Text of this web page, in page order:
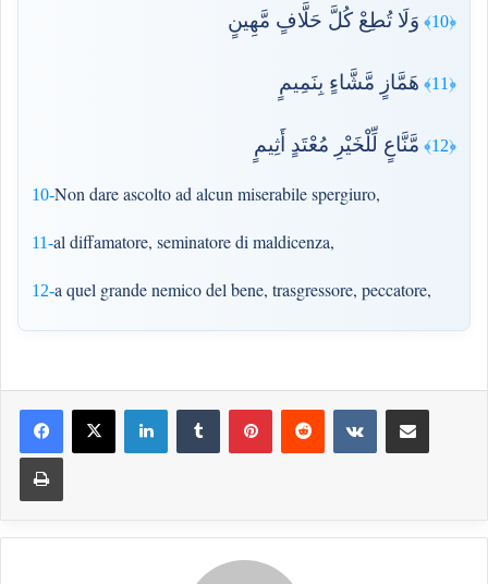
﴿10﴾ وَلَا تُطِعْ كُلَّ حَلَّافٍ مَّهِينٍ
10-Non dare ascolto ad alcun miserabile spergiuro,
﴿11﴾ هَمَّازٍ مَّشَّاءٍ بِنَمِيمٍ
11-al diffamatore, seminatore di maldicenza,
﴿12﴾ مَّنَّاعٍ لِّلْخَيْرِ مُعْتَدٍ أَثِيمٍ
12-a quel grande nemico del bene, trasgressore, peccatore,
LinkedInTumblr PinterestReddit VKontakteCondividi via mail
Stampa